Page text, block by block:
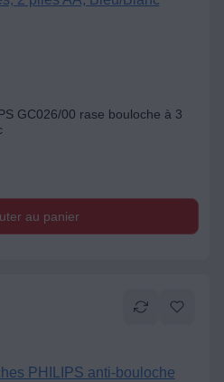
GC026/00 rase bouloche à 3
au panier